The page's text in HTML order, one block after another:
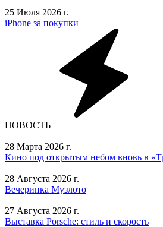
25 Июля 2026 г.
iPhone за покупки
НОВОСТЬ
28 Марта 2026 г.
Кино под открытым небом вновь в
28 Августа 2026 г.
Вечеринка Музлото
27 Августа 2026 г.
Выставка Porsche: стиль и скорость